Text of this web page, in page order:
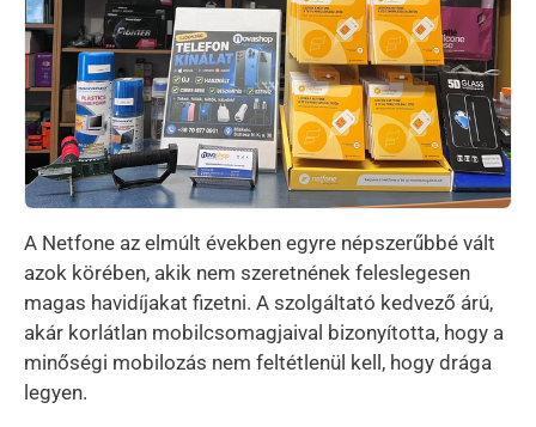
A Netfone az elmúlt években egyre népszerűbbé vált
azok körében, akik nem szeretnének feleslegesen
magas havidíjakat fizetni. A szolgáltató kedvező árú,
akár korlátlan mobilcsomagjaival bizonyította, hogy a
minőségi mobilozás nem feltétlenül kell, hogy drága
legyen.